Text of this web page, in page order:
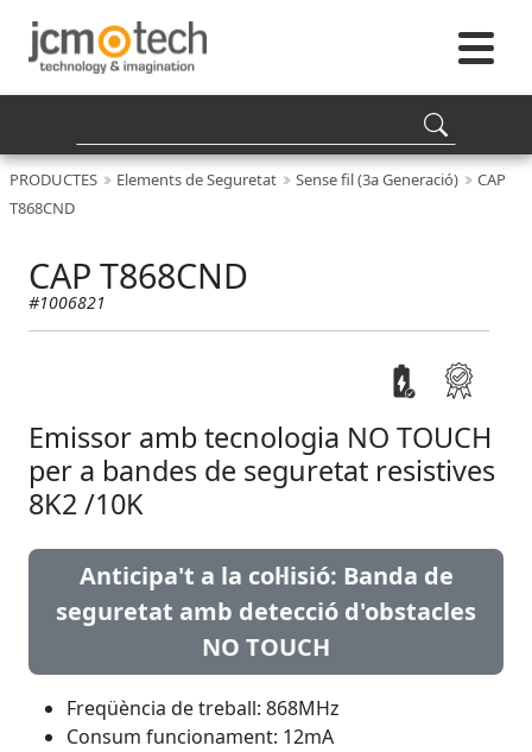
PRODUCTES Elements de Seguretat Sense fil (3a Generació)
CAP
T868CND
CAP T868CND
#1006821
Emissor amb tecnologia NO TOUCH
per a bandes de seguretat resistives
8K2 /10K
Anticipa't a la col·lisió: Banda de
seguretat amb detecció d'obstacles
NO TOUCH
Freqüència de treball: 868MHz
Consum funcionament: 12mA